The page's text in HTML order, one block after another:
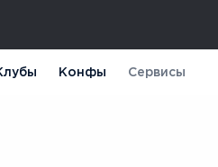
Конфы Сервисы